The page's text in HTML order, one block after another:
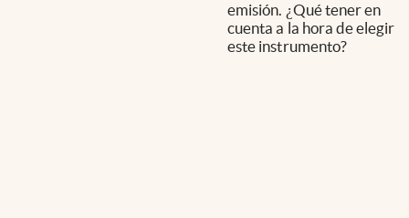
emisión. ¿Qué tener en
cuenta a la hora de elegir
este instrumento?